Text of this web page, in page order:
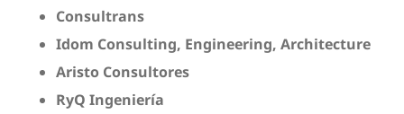
Consultrans
Idom Consulting, Engineering, Architecture
Aristo Consultores
RyQ Ingeniería